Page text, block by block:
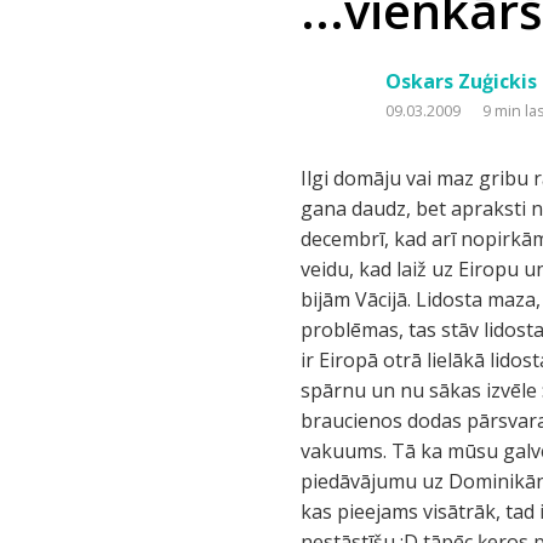
Oskars Zuģickis
09.03.2009 9 min
Ilgi domāju vai maz gribu rakstīt aprakstu par Keniju, bet tad padomāju no pieredzētā, ka letiņi šai zemē esot gana daudz, bet apraksti nezkāpēc tikai 8. Tā nu visu pēc kārtas. Funktieris, ka kaut kur jābrauc radās jau kādā decembrī, kad arī nopirkām biļetes uz Hānu (Frankfurte pie Mainas), izmantojot draugos aprakstīto ceļojuma veidu, kad laiž uz Eiropu un tad skatās kur acis rāda. Tā nu 29.janvārī sēdāmies Ryanair ļotenē un pēc 2 stundām bijām Vācijā. Lidosta maza, tāpēc atrast kur stāv savienojošais buss uz starptautisko lidostu nerada NEKĀDAS problēmas, tas stāv lidostai teju durvju priekšā un pa 12 EUR divu stundu laikā nogādā galamērķī. Jāpiebilst, ka šī ir Eiropā otrā lielākā lidosta, tāpēc izmēri liek par sevi manīt. Diezgan veiksmīgi izdodas atrast tūroperātoru spārnu un nu sākas izvēle :). Šis process mums ilgst teju 3 stundas (ieskaitot kafijas pauzi)! Vācieši izrādās tālajos braucienos dodas pārsvara no 6dienas līdz 1dienai, bet tā ka mums ir 4diena…tad ar ceļojumiem ir zināms vakuums. Tā ka mūsu galvenā prasība ir lai tur būtu vismaz kādi 25 grādi, tad daudzas zemes atkrīt. Daudz piedāvājumu uz Dominikānu, Meksiku, Šrilanku, Kaboverdi (no 500-700 EUR), bet tā ka mēs izvēlamies braucienu kas pieejams visātrāk, tad iekrīt – KENIJA. Nu par to ka tika apmeklēta Frankfurte un tur ķemmēti veikali domāju nestāstīšu :D tāpēc ķeros pie būtības. Lidmašīna izlido ap 22 vakarā, tāpēc reāli mums ir vesela diennakts kas pavadīta uz vietas Eiropā. Atrast biļetes lidostā nebija nemaz tik viegli, ņemot vērā ka mūsu firmačka mūs aizsūtīja meklēt tās mazliet citā spārnā :), bet nu kas meklē tas atrod. Pēc iečekošanās pie viena no tūkstošā lodziņa gaida arī Concord lidmašīna. Jau uzgaidāmā telpā ievērojam, ka teju 90 % braucēju ir vācu pensionāri…..mjāaa, gaidāms vētrains kūrorts ;). Vieta lidmašīnā jau nebija gluži pie loga, bet nu ņemot vērā, ka ir nakts lidojums (8 st.)priekšā, tad kāda tur atšķirība. Mombasa. Jau sēžoties saprotam ka Kenija salīdzinājuma ar Gambiju, Indiju ir krietni bagātāka valsts, jo pēc mūsu standartiem, šeit cilvēki dzīvo šķūnīšos un daži pat mājām līdzīgos veidojumos. Mombasa ir uz salas upes grīvā. Pirmais kas sagaida lidostā izejot no lidmašīnas, ir cepinoša gaisa plūsma sejā…viens skaidrs, Saules pietiks noteikti. Pēc pastaigas pa lidostu, tiekam ievesti telpās, kur no